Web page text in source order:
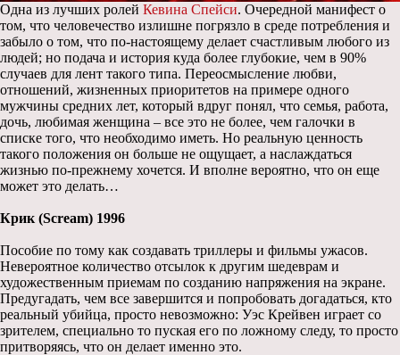
Одна из лучших ролей Кевина Спейси. Очередной манифест о
том, что человечество излишне погрязло в среде потребления и
забыло о том, что по-настоящему делает счастливым любого из
людей; но подача и история куда более глубокие, чем в 90%
случаев для лент такого типа. Переосмысление любви,
отношений, жизненных приоритетов на примере одного
мужчины средних лет, который вдруг понял, что семья, работа,
дочь, любимая женщина – все это не более, чем галочки в
списке того, что необходимо иметь. Но реальную ценность
такого положения он больше не ощущает, а наслаждаться
жизнью по-прежнему хочется. И вполне вероятно, что он еще
может это делать…
Крик (Scream) 1996
Пособие по тому как создавать триллеры и фильмы ужасов.
Невероятное количество отсылок к другим шедеврам и
художественным приемам по созданию напряжения на экране.
Предугадать, чем все завершится и попробовать догадаться, кто
реальный убийца, просто невозможно: Уэс Крейвен играет со
зрителем, специально то пуская его по ложному следу, то просто
притворяясь, что он делает именно это.